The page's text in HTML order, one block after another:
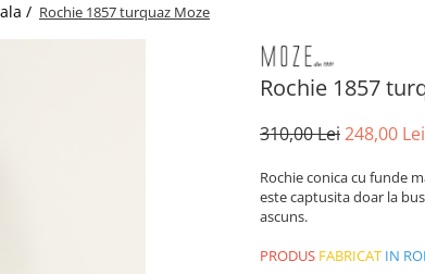
/ Rochie 1857 turquaz Moze
Rochie 1857
310,00 Lei248,00 Lei
Rochie conica cu funde
este captusita doar la
ascuns.
PRODUS FABRICAT IN